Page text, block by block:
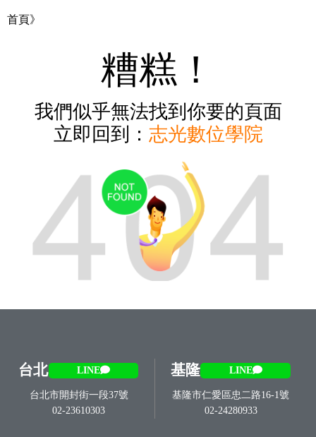
首頁》
糟糕！
我們似乎無法找到你要的頁面
立即回到： 志光數位學院
台北 LINE
台北市開封街一段37號
02-23610303
基隆 LINE
基隆市仁愛區忠二路16-1號
02-24280933